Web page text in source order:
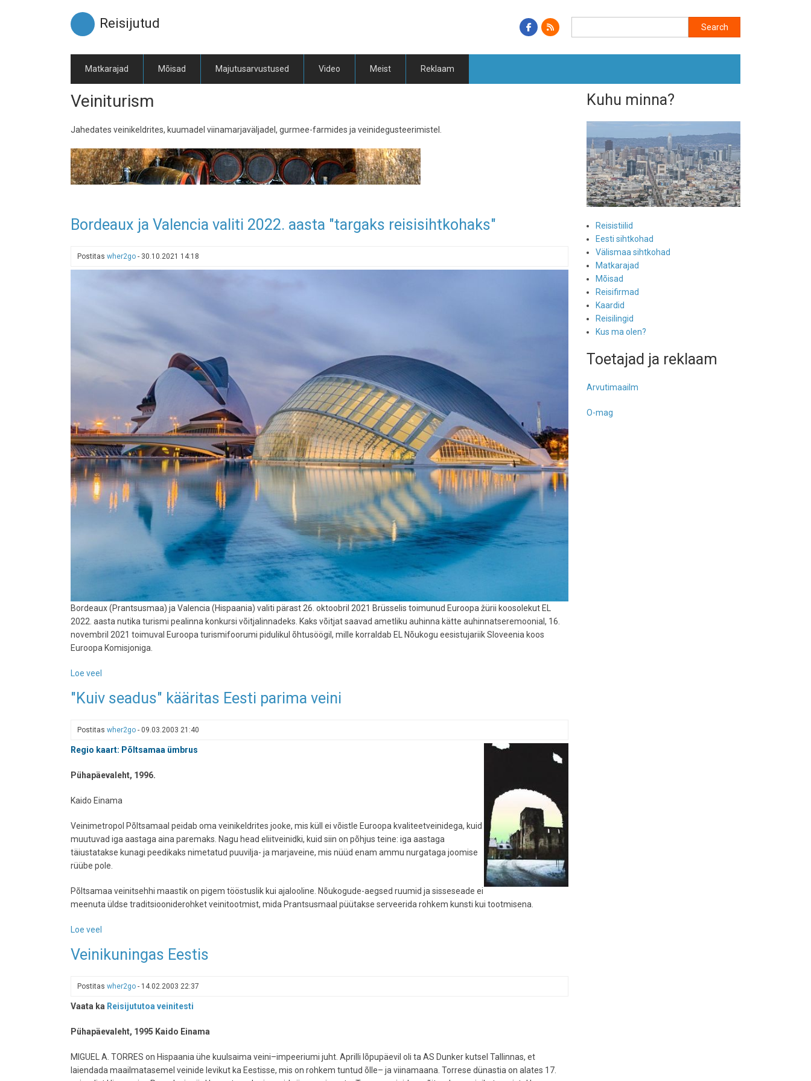
Reisijutud
Matkarajad Mõisad Majutusarvustused Video Meist Reklaam
Veiniturism
Jahedates veinikeldrites, kuumadel viinamarjaväljadel, gurmee-farmides ja veinidegusteerimistel.
Bordeaux ja Valencia valiti 2022. aasta "targaks reisisihtkohaks"
Postitas wher2go - 30.10.2021 14:18
Bordeaux (Prantsusmaa) ja Valencia (Hispaania) valiti pärast 26. oktoobril 2021 Brüsselis toimunud Euroopa žürii koosolekut EL
2022. aasta nutika turismi pealinna konkursi võitjalinnadeks. Kaks võitjat saavad ametliku auhinna kätte auhinnatseremoonial, 16.
novembril 2021 toimuval Euroopa turismifoorumi pidulikul õhtusöögil, mille korraldab EL Nõukogu eesistujariik Sloveenia koos
Euroopa Komisjoniga.
Loe veel
ja
valiti
aasta
reisisihtkohaks"
"Kuiv seadus" kääritas Eesti parima veini
Postitas wher2go - 09.03.2003 21:40
Regio kaart: Põltsamaa ümbrus
Pühapäevaleht, 1996.
Kaido Einama
Veinimetropol Põltsamaal peidab oma veinikeldrites jooke, mis küll ei võistle Euroopa kvaliteetveinidega, kuid
muutuvad iga aastaga aina paremaks. Nagu head eliitveinidki, kuid siin on põhjus teine: iga aastaga
täiustatakse kunagi peedikaks nimetatud puuvilja- ja marjaveine, mis nüüd enam ammu nurgataga joomise
rüübe pole.
Põltsamaa veinitsehhi maastik on pigem tööstuslik kui ajalooline. Nõukogude-aegsed ruumid ja sisseseade ei
meenuta üldse traditsiooniderohket veinitootmist, mida Prantsusmaal püütakse serveerida rohkem kunsti kui tootmisena.
Loe veel
seadus"
Eesti
veini
Veinikuningas Eestis
Postitas wher2go - 14.02.2003 22:37
Vaata ka Reisijututoa veinitesti
Pühapäevaleht, 1995 Kaido Einama
MIGUEL A. TORRES on Hispaania ühe kuulsaima veini–impeeriumi juht. Aprilli lõpupäevil oli ta AS Dunker kutsel Tallinnas, et
laiendada maailmatasemel veinide levikut ka Eestisse, mis on rohkem tuntud õlle– ja viinamaana. Torrese dünastia on alates 17.
Kuhu minna?
Reisistiilid
Eesti sihtkohad
Välismaa sihtkohad
Matkarajad
Mõisad
Reisifirmad
Kaardid
Reisilingid
Kus ma olen?
Toetajad ja reklaam
Arvutimaailm
O-mag